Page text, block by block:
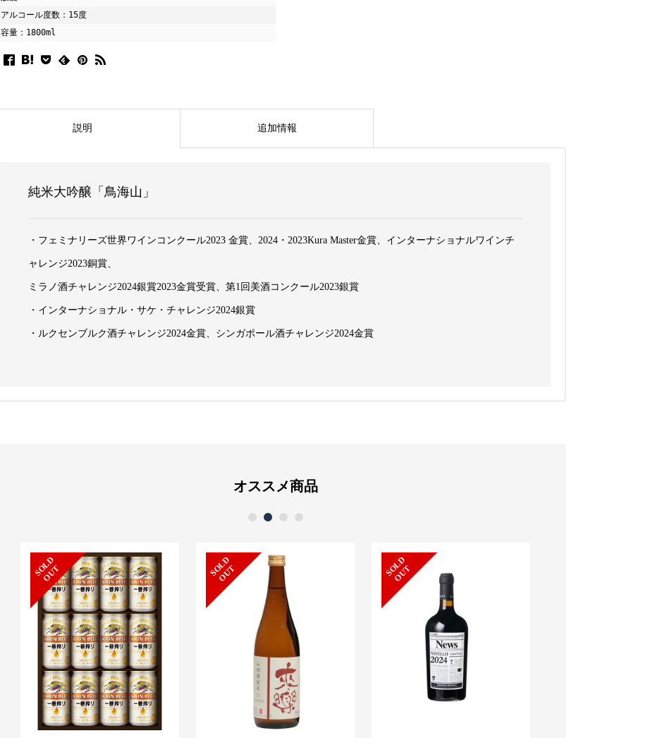
アルコール度数：15度
容量：1800ml
説明 追加情報
純米大吟醸「鳥海山」
・フェミナリーズ世界ワインコンクール2023 金賞、2024・2023Kura Master金賞、インターナショナルワインチ
ャレンジ2023銅賞、
ミラノ酒チャレンジ2024銀賞2023金賞受賞、第1回美酒コンクール2023銀賞
・インターナショナル・サケ・チャレンジ2024銀賞
・ルクセンブルク酒チャレンジ2024金賞、シンガポール酒チャレンジ2024金賞
オススメ商品
S
O
L
D
O
U
T S
O
L
D
O
U
T S
O
L
D
O
U
T
1 2 3 4